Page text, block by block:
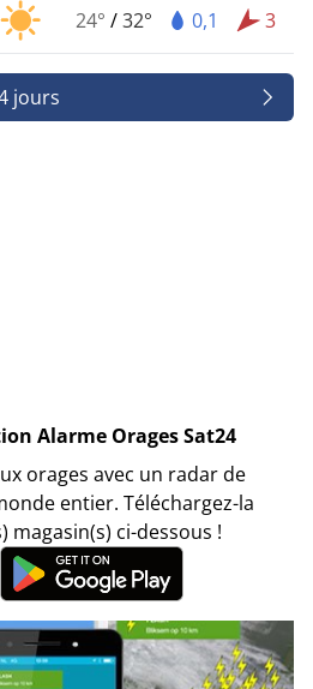
24° /32° 0,1 3
jours
Alarme Orages Sat24
orages avec un radar de
entier. Téléchargez-la
magasin(s) ci-dessous !